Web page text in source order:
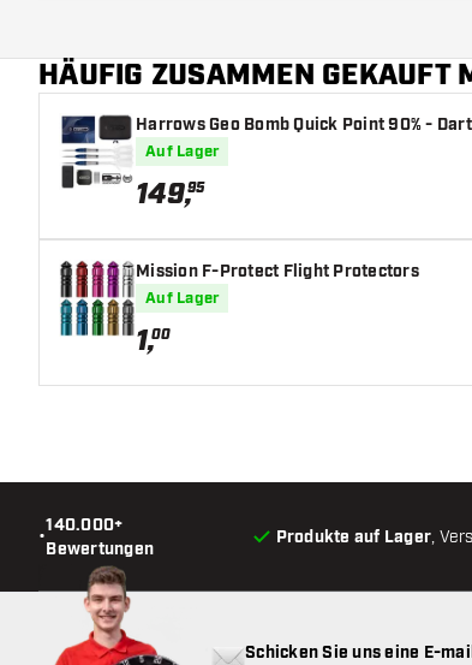
Form Barrelnase
Barrel Gripzone
Barrelform
Gewicht
Barreldurchmesser (MM)
Barrellänge (MM)
HÄUFIG ZUSAMMEN GEKAUFT
Harrows Geo Bomb Quick Point 90% -
Auf Lager
149,95
Mission F-Protect Flight Protectors
Auf Lager
1,00
•
140.000+
Bewertungen
Produkte auf Lager,
Schicken Sie uns eine E-